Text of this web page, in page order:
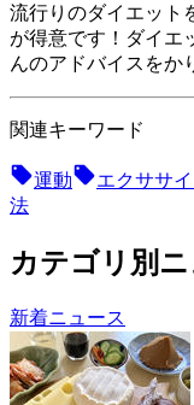
流行りのダイエット
が得意です！ダイエ
んのアドバイスをか
関連キーワード
運動 エクササ
法
カテゴリ別
新着ニュース